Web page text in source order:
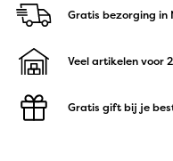
Gratis bezorging in
Veel artikelen voor
Gratis gift bij je